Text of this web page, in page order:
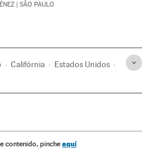
| SÃO PAULO
Califórnia Estados Unidos
contenido, pinche aquí